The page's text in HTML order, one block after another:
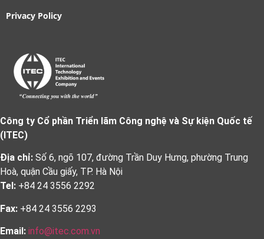
Privacy Policy
Công ty Cổ phần Triển lãm Công nghệ và Sự kiện Quốc tế
(ITEC)
Địa chỉ: Số 6, ngõ 107, đường Trần Duy Hưng, phường Trung
Hoà, quận Cầu giấy, TP. Hà Nội
Tel: +84 24 3556 2292
Fax: +84 24 3556 2293
Email: info@itec.com.vn